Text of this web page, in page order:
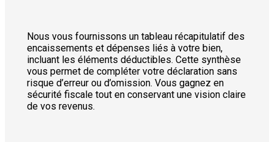
Nous vous fournissons un tableau récapitulatif des
encaissements et dépenses liés à votre bien,
incluant les éléments déductibles. Cette synthèse
vous permet de compléter votre déclaration sans
risque d’erreur ou d’omission. Vous gagnez en
sécurité fiscale tout en conservant une vision claire
de vos revenus.